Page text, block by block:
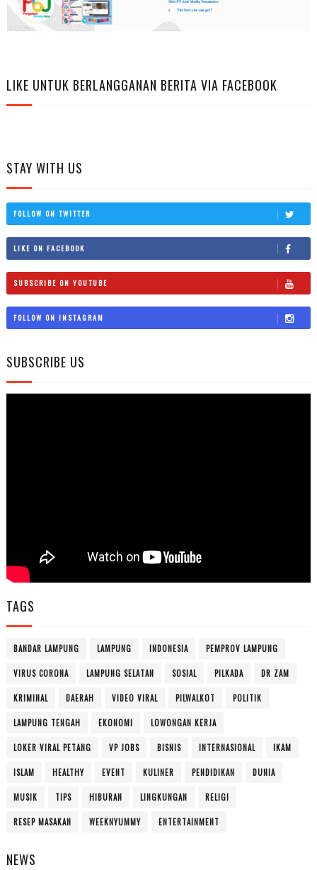
LIKE UNTUK BERLANGGANAN BERITA VIA FACEBOOK
STAY WITH US
FOLLOW ON TWITTER
LIKE ON FACEBOOK
SUBSCRIBE ON YOUTUBE
FOLLOW ON INSTAGRAM
SUBSCRIBE US
TAGS
BANDAR LAMPUNG LAMPUNG INDONESIA PEMPROV LAMPUNG
VIRUS CORONA LAMPUNG SELATAN SOSIAL PILKADA DR ZAM
KRIMINAL DAERAH VIDEO VIRAL PILWALKOT POLITIK
LAMPUNG TENGAH EKONOMI LOWONGAN KERJA
LOKER VIRAL PETANG VP JOBS BISNIS INTERNASIONAL IKAM
ISLAM HEALTHY EVENT KULINER PENDIDIKAN DUNIA
MUSIK TIPS HIBURAN LINGKUNGAN RELIGI
RESEP MASAKAN WEEKNYUMMY ENTERTAINMENT
NEWS